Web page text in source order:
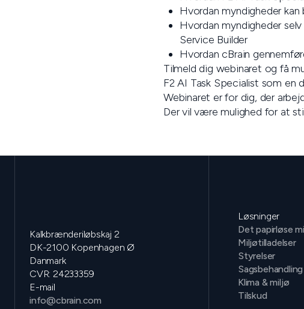
Hvordan myndigheder
Hvordan myndigheder
Service Builder
Hvordan cBrain
Tilmeld dig webinaret og få
F2 AI Task Specialist som en
‍Webinaret er for dig, der
Der vil være mulighed for at
Kalkbrænderiløbskaj 2
DK-2100 Kopenhagen Ø
Danmark
CVR: 24233359
E-mail
info@cbrain.com
Løsninger
Det papirløse
Miljøtilladelser
Styrelser
Sagsbehandling
Klima & miljø
Tilskud